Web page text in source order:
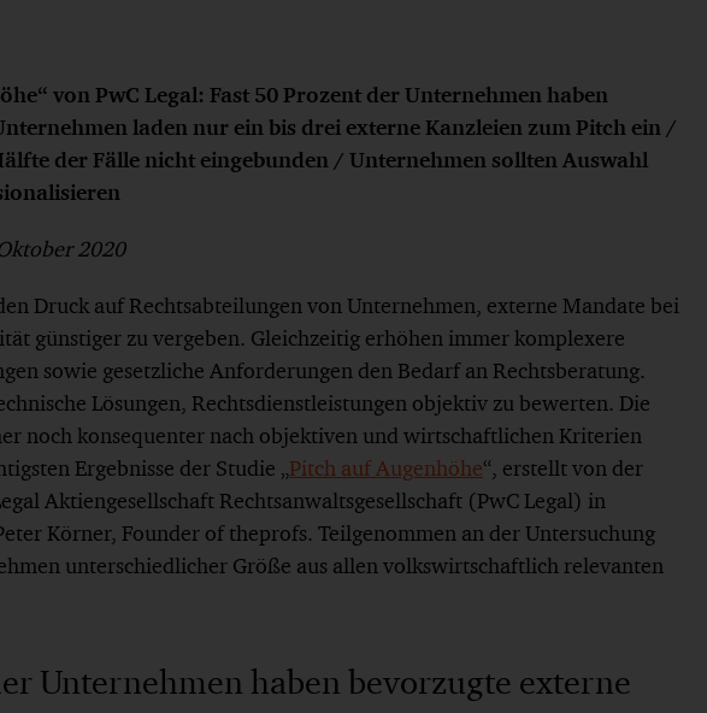
von PwC Legal: Fast 50 Prozent der Unternehmen haben
laden nur ein bis drei externe Kanzleien zum Pitch ein /
der Fälle nicht eingebunden / Unternehmen sollten Auswahl
2020
Druck auf Rechtsabteilungen von Unternehmen, externe Mandate bei
günstiger zu vergeben. Gleichzeitig erhöhen immer komplexere
sowie gesetzliche Anforderungen den Bedarf an Rechtsberatung.
Lösungen, Rechtsdienstleistungen objektiv zu bewerten. Die
noch konsequenter nach objektiven und wirtschaftlichen Kriterien
Ergebnisse der Studie „Pitch auf Augenhöhe“, erstellt von der
Aktiengesellschaft Rechtsanwaltsgesellschaft (PwC Legal) in
Körner, Founder of theprofs. Teilgenommen an der Untersuchung
unterschiedlicher Größe aus allen volkswirtschaftlich relevanten
Unternehmen haben bevorzugte externe